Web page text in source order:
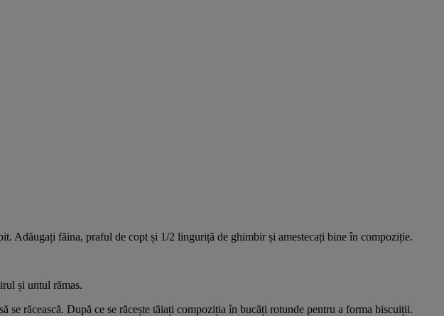
Adăugați făina, praful de copt și 1/2 linguriță de ghimbir și amestecați bine în compoziție.
și untul rămas.
se răcească. După ce se răcește tăiați compoziția în bucăți rotunde pentru a forma biscuiții.